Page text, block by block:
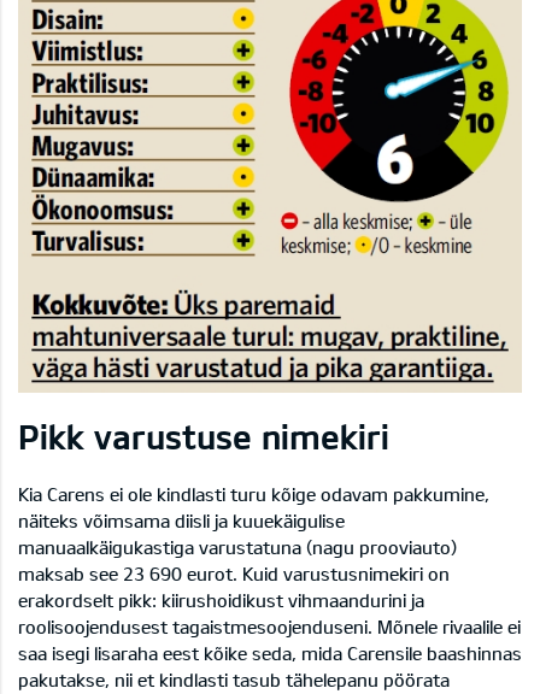
Pikk varustuse nimekiri
Kia Carens ei ole kindlasti turu kõige odavam pakkumine,
näiteks võimsama diisli ja kuuekäigulise
manuaalkäigukastiga varustatuna (nagu prooviauto)
maksab see 23 690 eurot. Kuid varustusnimekiri on
erakordselt pikk: kiirushoidikust vihmaandurini ja
roolisoojendusest tagaistmesoojenduseni. Mõnele rivaalile ei
saa isegi lisaraha eest kõike seda, mida Carensile baashinnas
pakutakse, nii et kindlasti tasub tähelepanu pöörata